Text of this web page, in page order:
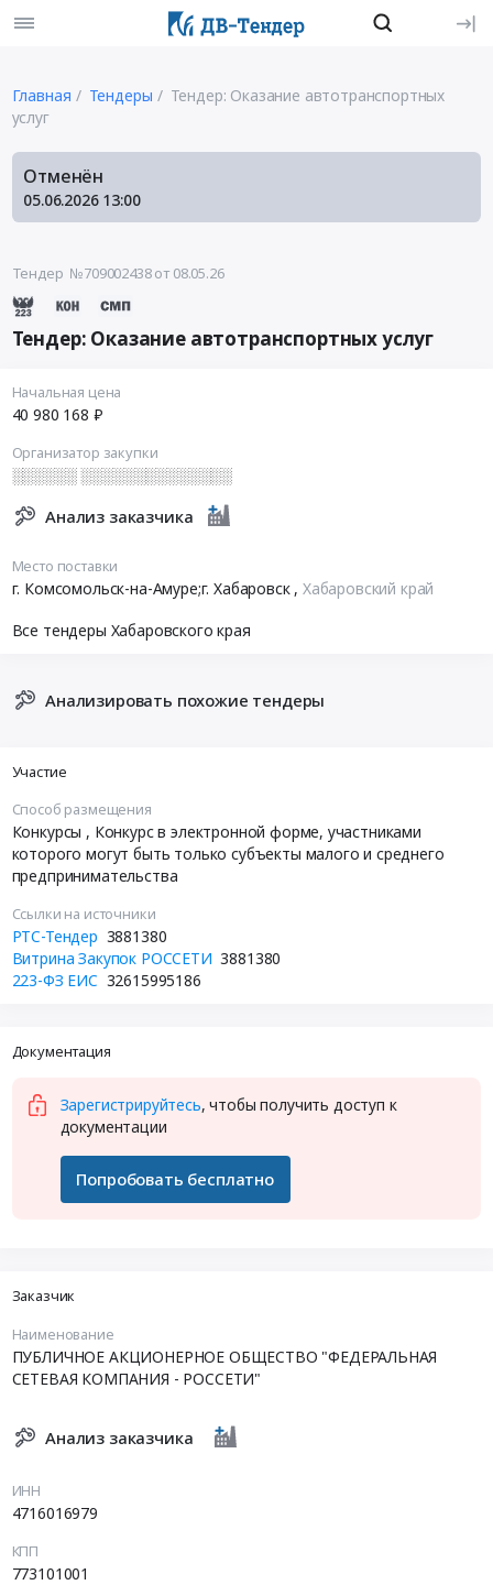
Главная Тендеры
Тендер: Оказание автотранспортных
услуг
Отменён
05.06.2026 13:00
Тендер №709002438от 08.05.26
Тендер: Оказание автотранспортных услуг
Начальная цена
40 980 168 ₽
Организатор закупки
░░░░░░ ░░░░░░░░░░░░░░
Анализ заказчика
Место поставки
г. Комсомольск-на-Амуре;г. Хабаровск , Хабаровский край
Все тендеры Хабаровского края
Анализировать похожие тендеры
Участие
Способ размещения
Конкурсы , Конкурс в электронной форме, участниками
которого могут быть только субъекты малого и среднего
предпринимательства
Ссылки на источники
РТС-Тендер 3881380
Витрина Закупок РОССЕТИ 3881380
223-ФЗ ЕИС 32615995186
Документация
Зарегистрируйтесь, чтобы получить доступ к
документации
Попробовать бесплатно
Заказчик
Наименование
ПУБЛИЧНОЕ АКЦИОНЕРНОЕ ОБЩЕСТВО "ФЕДЕРАЛЬНАЯ
СЕТЕВАЯ КОМПАНИЯ - РОССЕТИ"
Анализ заказчика
ИНН
4716016979
КПП
773101001